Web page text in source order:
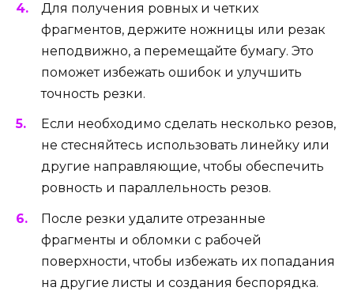
Для получения ровных и четких
фрагментов, держите ножницы или резак
неподвижно, а перемещайте бумагу. Это
поможет избежать ошибок и улучшить
точность резки.
Если необходимо сделать несколько резов,
не стесняйтесь использовать линейку или
другие направляющие, чтобы обеспечить
ровность и параллельность резов.
После резки удалите отрезанные
фрагменты и обломки с рабочей
поверхности, чтобы избежать их попадания
на другие листы и создания беспорядка.